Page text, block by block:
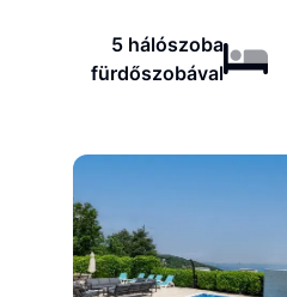
5 hálószoba
fürdőszobával